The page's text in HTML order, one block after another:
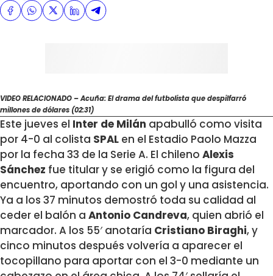
VIDEO RELACIONADO – Acuña: El drama del futbolista que despilfarró
millones de dólares (02:31)
Este jueves el Inter de Milán apabulló como visita
por 4-0 al colista SPAL en el Estadio Paolo Mazza
por la fecha 33 de la Serie A. El chileno Alexis
Sánchez fue titular y se erigió como la figura del
encuentro, aportando con un gol y una asistencia.
Ya a los 37 minutos demostró toda su calidad al
ceder el balón a Antonio Candreva, quien abrió el
marcador. A los 55′ anotaría Cristiano Biraghi, y
cinco minutos después volvería a aparecer el
tocopillano para aportar con el 3-0 mediante un